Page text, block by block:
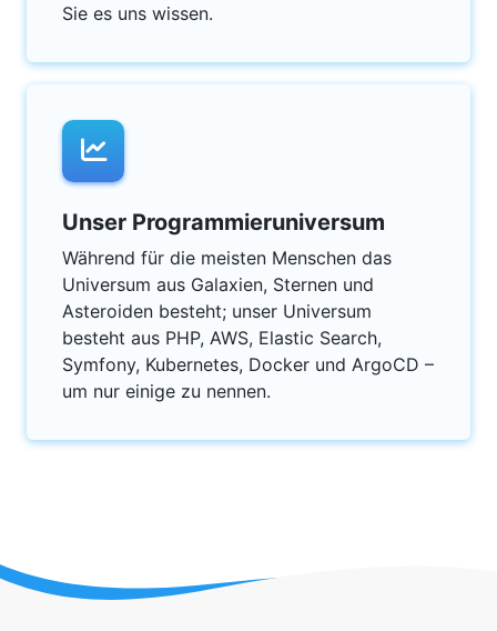
Sie es uns wissen.
Unser Programmieruniversum
Während für die meisten Menschen das
Universum aus Galaxien, Sternen und
Asteroiden besteht; unser Universum
besteht aus PHP, AWS, Elastic Search,
Symfony, Kubernetes, Docker und ArgoCD –
um nur einige zu nennen.